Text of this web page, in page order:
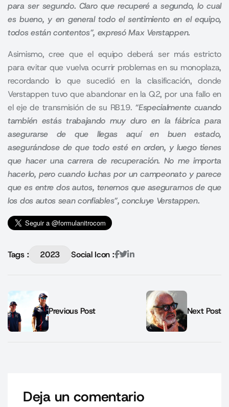
para ser segundo. Claro que recuperé a segundo, lo cual
es bueno, y en general todo el sentimiento en el equipo,
todos están contentos”, expresó Max Verstappen.
Asimismo, cree que el equipo deberá ser más estricto
para evitar que vuelva ocurrir problemas en su monoplaza,
recordando lo que sucedió en la clasificación, donde
Verstappen tuvo que abandonar en la Q2, por una fallo en
el eje de transmisión de su RB19. “Especialmente cuando
también estás trabajando muy duro en la fábrica para
asegurarse de que llegas aquí en buen estado,
asegurándose de que todo esté en orden, y luego tienes
que hacer una carrera de recuperación. No me importa
hacerlo, pero cuando luchas por un campeonato y parece
que es entre dos autos, tenemos que asegurarnos de que
los dos autos sean confiables”, concluye Verstappen.
Tags : 2023 Social Icon :
Previous Post Next Post
Deja un comentario